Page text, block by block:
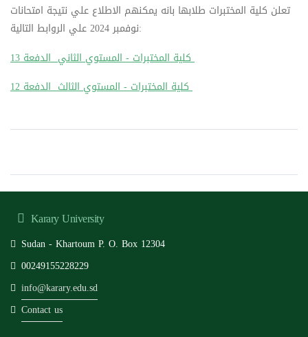
تعلن كلية المختبرات طلابها بانه يمكنهم الاطلاع علي نتيجة امتحانات
نوفمبر 2024 علي الروابط التالية:
كلية المختبرات - المستوي الثاني الدفعة 13
كلية المختبرات - المستوي الثالث الدفعة 12
Karary University
Sudan - Khartoum P. O. Box 12304
00249155228229
info@karary.edu.sd
Contact us